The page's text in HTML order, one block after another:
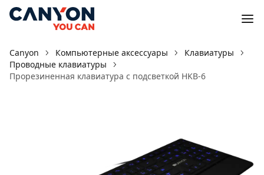
Canyon Компьютерные аксессуары
Клавиатуры
Проводные клавиатуры
Прорезиненная клавиатура с подсветкой HKB-6